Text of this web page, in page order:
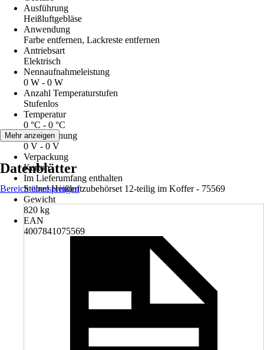
Ausführung
Heißluftgebläse
Anwendung
Farbe entfernen, Lackreste entfernen
Antriebsart
Elektrisch
Nennaufnahmeleistung
0 W - 0 W
Anzahl Temperaturstufen
Stufenlos
Temperatur
0 °C - 0 °C
Netzspannung
0 V - 0 V
Verpackung
Karton
Im Lieferumfang enthalten
Steinel Heißluftzubehörset 12-teilig im Koffer - 75569
Gewicht
820 kg
EAN
4007841075569
Mehr anzeigen
Datenblätter
Bereich überspringen